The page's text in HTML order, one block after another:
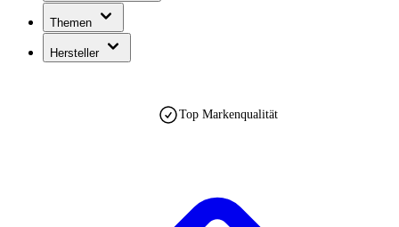
Themen
Hersteller
Top Markenqualität